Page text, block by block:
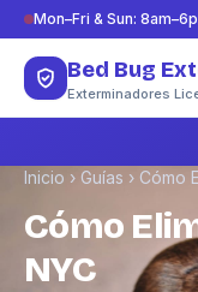
Saltar al contenido
Mon–Fri & Sun:
Bed Bug
Exterminadores
Inicio › Guías › Cómo
Cómo
NYC